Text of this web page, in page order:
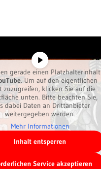
gerade einen Platzhalterinhalt
. Um auf den eigentlichen
zuzugreifen, klicken Sie auf die
unten. Bitte beachten Sie,
dabei Daten an Drittanbieter
weitergegeben werden.
Mehr Informationen
Inhalt entsperren
Service akzeptieren